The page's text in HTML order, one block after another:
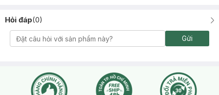
Hỏi đáp(0)
Gửi